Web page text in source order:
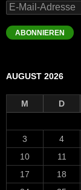
E-
Mail-
Adresse
ABONNIEREN
AUGUST 2026
M D
3
4
10
11
17
18